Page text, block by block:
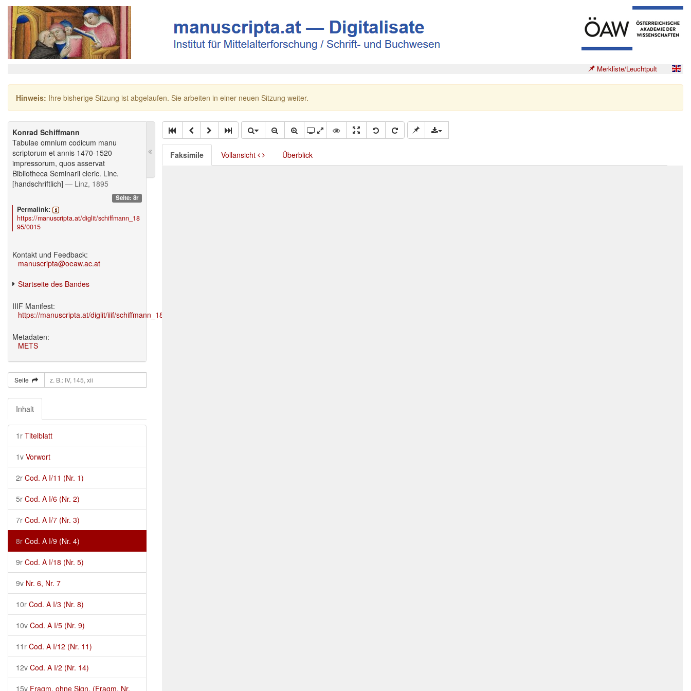
Merkliste/Leuchtpult
Hinweis: Ihre bisherige Sitzung ist abgelaufen. Sie arbeiten in einer neuen Sitzung weiter.
Konrad Schiffmann
Tabulae omnium codicum manu
scriptorum et annis 1470-1520
impressorum, quos asservat
Bibliotheca Seminarii cleric. Linc.
[handschriftlich] — Linz, 1895
Seite: 8r
Permalink:
https://manuscripta.at/diglit/schiffmann_18
95/0015
Kontakt und Feedback:
manuscripta@oeaw.ac.at
Startseite des Bandes
IIIF Manifest:
https://manuscripta.at/diglit/iiif/schiffmann_1895/manifest.json
Metadaten:
METS
Seite
Inhalt
1r Titelblatt
1v Vorwort
2r Cod. A I/11 (Nr. 1)
5r Cod. A I/6 (Nr. 2)
7r Cod. A I/7 (Nr. 3)
8r Cod. A I/9 (Nr. 4)
9r Cod. A I/18 (Nr. 5)
9v Nr. 6, Nr. 7
10r Cod. A I/3 (Nr. 8)
10v Cod. A I/5 (Nr. 9)
11r Cod. A I/12 (Nr. 11)
12v Cod. A I/2 (Nr. 14)
15v Fragm. ohne Sign. (Fragm. Nr.
Faksimile Vollansicht Überblick